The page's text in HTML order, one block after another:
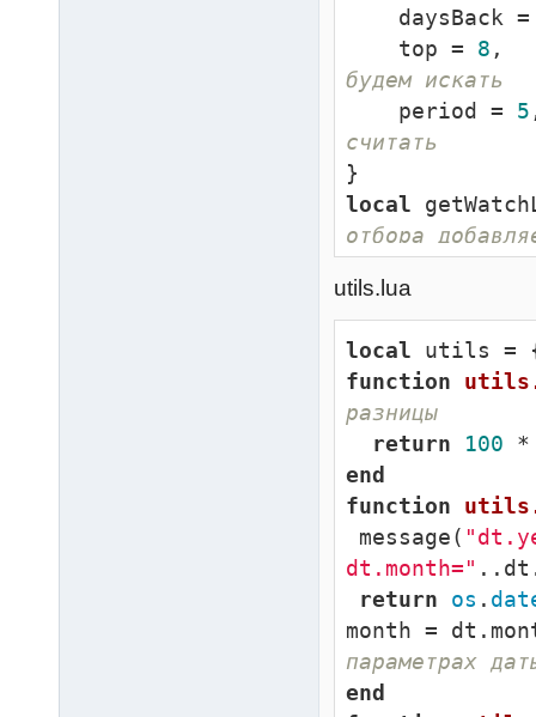
daysBack
    top =
8
будем искать
    period =
5
считать
local
отбора
    QJSIM = {
"RASP",
"LKOH" ,"MVID"
" ,"SNGSP" ,
IBN","TRNFP"
"TATN"
для реала
end
function
main
local tId =
utils.lua
local
function
разницы
return
100
end
function
message(
dt.month="
return
os .
month =
параметрах
end